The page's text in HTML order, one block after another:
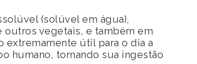
(solúvel em água),
vegetais, e também em
útil para o dia a
humano, tornando sua ingestão